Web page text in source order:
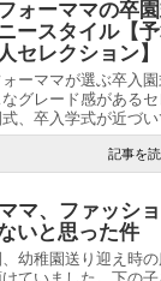
ォーママの卒
ースタイル【
セレクション】
ーママが選ぶ卒入
グレード感がある
、卒入学式が近づ
記事を
マ、ファッシ
いと思った件
幼稚園送り迎え時